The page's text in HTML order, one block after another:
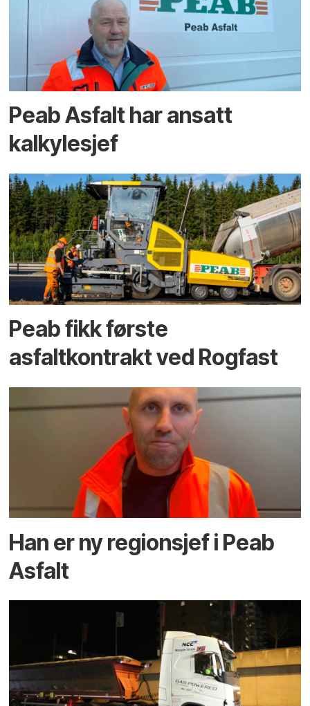
Peab Asfalt har ansatt
kalkylesjef
Peab fikk første
asfaltkontrakt ved Rogfast
Han er ny regionsjef i Peab
Asfalt